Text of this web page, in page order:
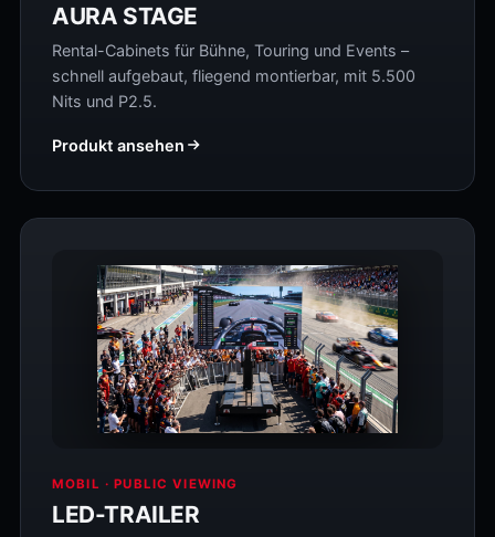
AURA STAGE
Rental-Cabinets für Bühne, Touring und Events –
schnell aufgebaut, fliegend montierbar, mit 5.500
Nits und P2.5.
Produkt ansehen
MOBIL · PUBLIC VIEWING
LED-TRAILER